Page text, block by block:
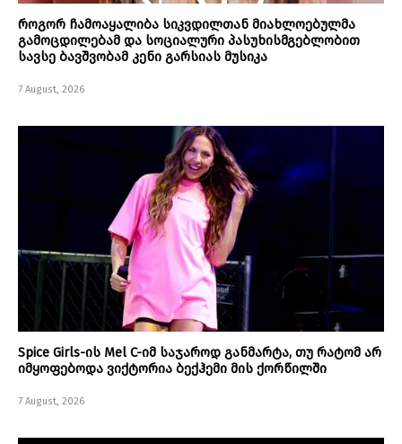
როგორ ჩამოაყალიბა სიკვდილთან მიახლოებულმა
გამოცდილებამ და სოციალური პასუხისმგებლობით
სავსე ბავშვობამ კენი გარსიას მუსიკა
7 August, 2026
Spice Girls-ის Mel C-იმ საჯაროდ განმარტა, თუ რატომ არ
იმყოფებოდა ვიქტორია ბექჰემი მის ქორწილში
7 August, 2026